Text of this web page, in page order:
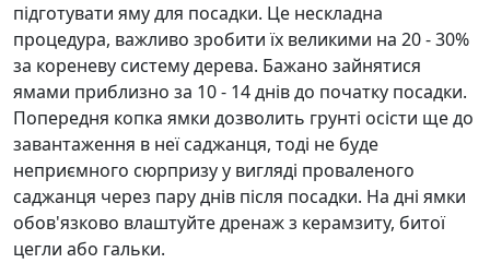
підготувати яму для посадки. Це нескладна
процедура, важливо зробити їх великими на 20 - 30%
за кореневу систему дерева. Бажано зайнятися
ямами приблизно за 10 - 14 днів до початку посадки.
Попередня копка ямки дозволить грунті осісти ще до
завантаження в неї саджанця, тоді не буде
неприємного сюрпризу у вигляді проваленого
саджанця через пару днів після посадки. На дні ямки
обов'язково влаштуйте дренаж з керамзиту, битої
цегли або гальки.